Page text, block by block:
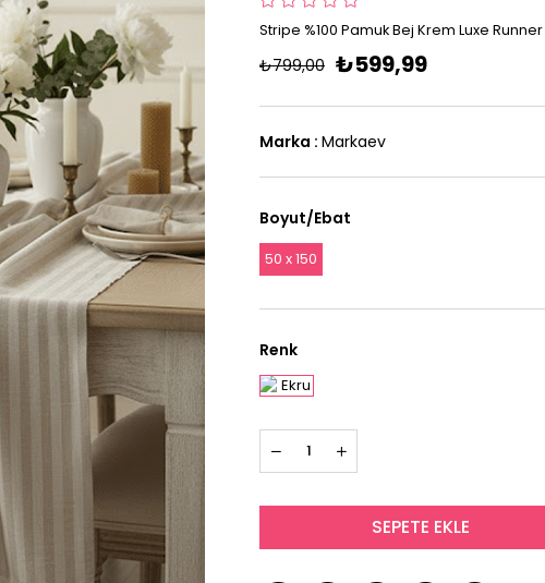
Stripe %100 Pamuk Bej Krem Luxe Runner
₺799,00 ₺599,99
Marka : Markaev
Boyut/Ebat
50 x 150
Renk